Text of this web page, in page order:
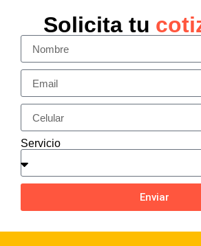
Solicita tu
Servicio
Enviar